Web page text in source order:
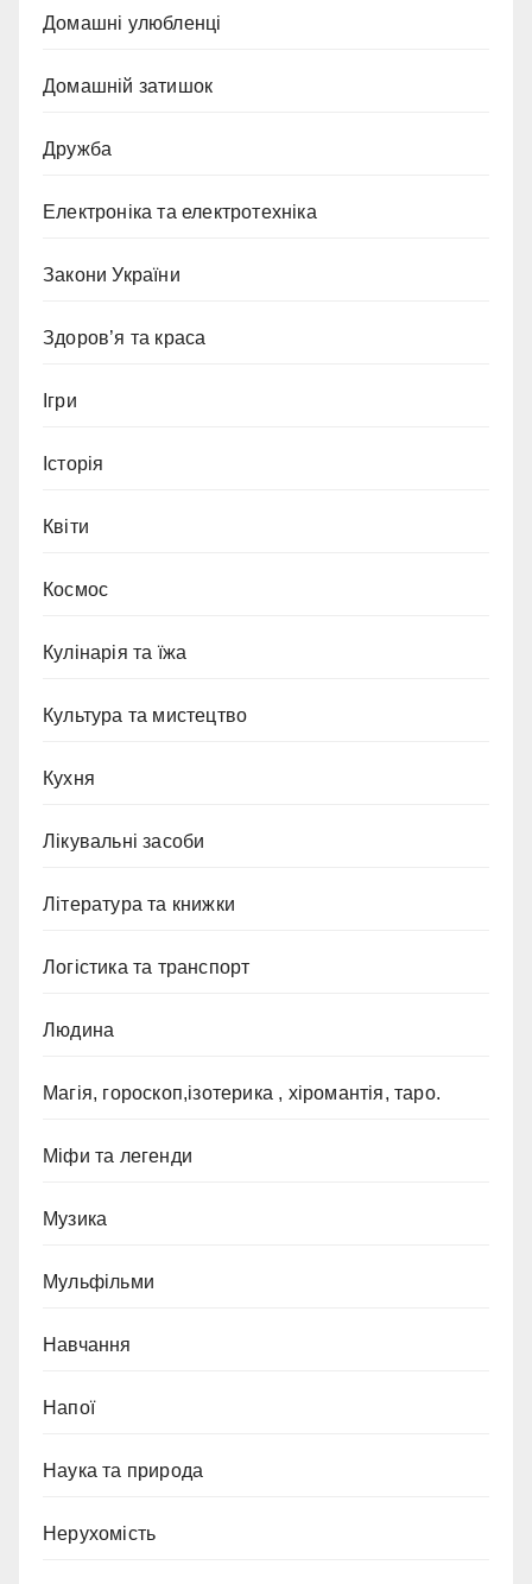
Домашні улюбленці
Домашній затишок
Дружба
Електроніка та електротехніка
Закони України
Здоров’я та краса
Ігри
Історія
Квіти
Космос
Кулінарія та їжа
Культура та мистецтво
Кухня
Лікувальні засоби
Література та книжки
Логістика та транспорт
Людина
Магія, гороскоп,ізотерика , хіромантія, таро.
Міфи та легенди
Музика
Мульфільми
Навчання
Напої
Наука та природа
Нерухомість